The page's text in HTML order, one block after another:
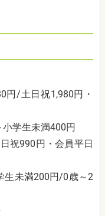
円/土日祝1,980円・
小学生未満400円
祝990円・会員平日
生未満200円/0歳～2